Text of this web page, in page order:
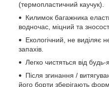
(термопластичний каучук).
Килимок багажника
водночас, міцний та
Екологічний, не виділяє
запахів.
Легко чистяться від
Після згинання /
його борти зберігають